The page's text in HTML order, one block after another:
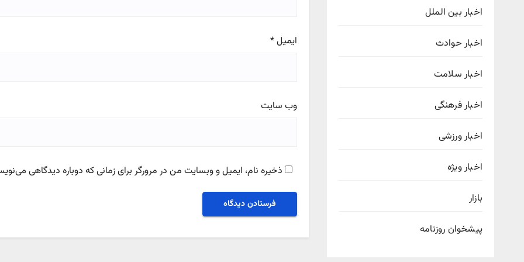
اخبار بین الملل
اخبار حوادث
اخبار سلامت
اخبار فرهنگی
اخبار ورزشی
اخبار ویژه
بازار
پیشخوان روزنامه
ایمیل*
وب‌ سایت
ذخیره نام، ایمیل و وبسایت من در مرورگر برای زمانی که دوباره دیدگاهی